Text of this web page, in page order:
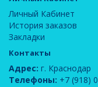
Личный Кабинет
История заказов
Закладки
Контакты
Адрес: г. Краснодар
Телефоны: +7 (918)